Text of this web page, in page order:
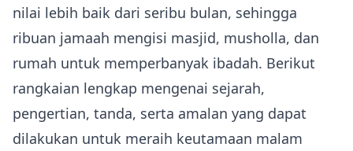
nilai lebih baik dari seribu bulan, sehingga
ribuan jamaah mengisi masjid, musholla, dan
rumah untuk memperbanyak ibadah. Berikut
rangkaian lengkap mengenai sejarah,
pengertian, tanda, serta amalan yang dapat
dilakukan untuk meraih keutamaan malam